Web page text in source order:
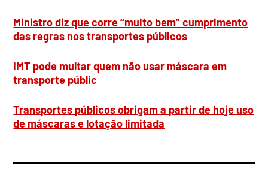
Ministro diz que corre “muito bem” cumprimento
das regras nos transportes públicos
IMT pode multar quem não usar máscara em
transporte públic
Transportes públicos obrigam a partir de hoje uso
de máscaras e lotação limitada